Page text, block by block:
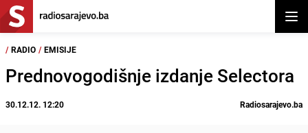
/ RADIO / EMISIJE
Prednovogodišnje izdanje Selectora
30.12.12. 12:20 Radiosarajevo.ba